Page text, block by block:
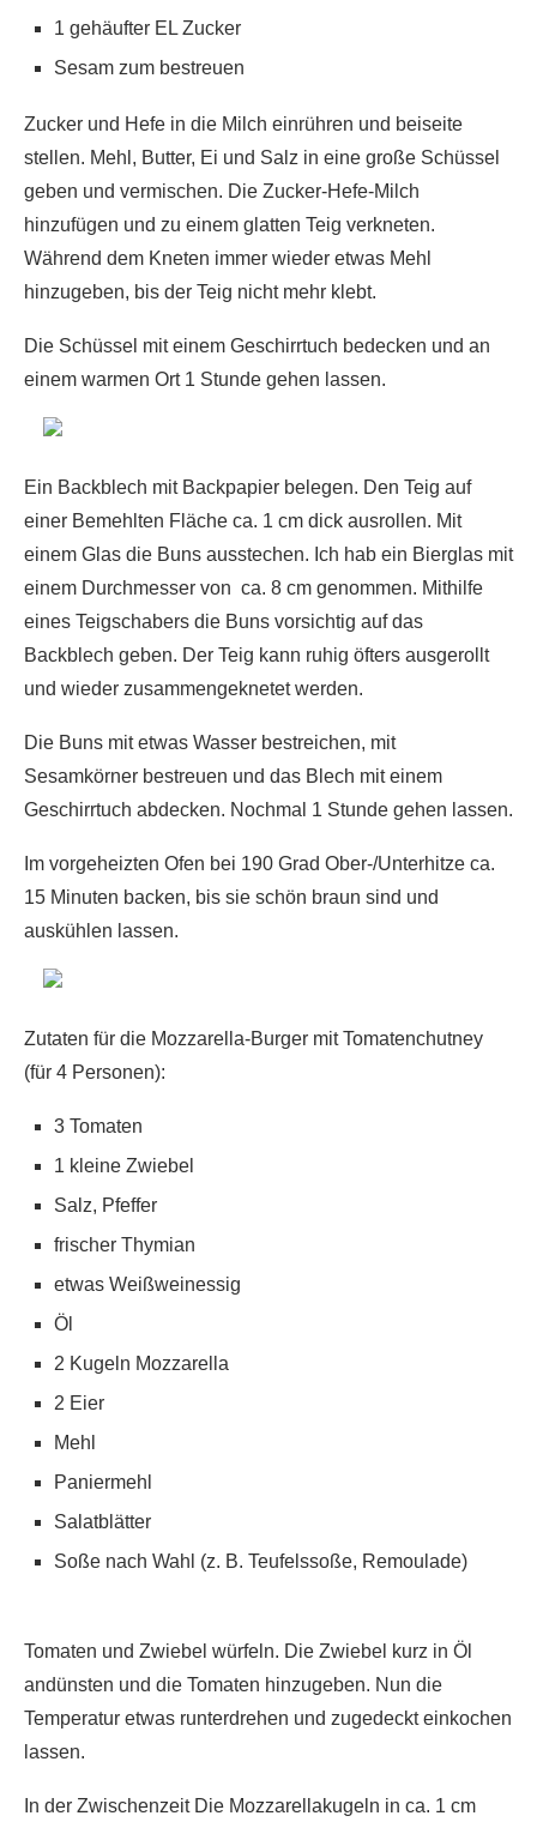
1 gehäufter EL Zucker
Sesam zum bestreuen
Zucker und Hefe in die Milch einrühren und beiseite
stellen. Mehl, Butter, Ei und Salz in eine große Schüssel
geben und vermischen. Die Zucker-Hefe-Milch
hinzufügen und zu einem glatten Teig verkneten.
Während dem Kneten immer wieder etwas Mehl
hinzugeben, bis der Teig nicht mehr klebt.
Die Schüssel mit einem Geschirrtuch bedecken und an
einem warmen Ort 1 Stunde gehen lassen.
Ein Backblech mit Backpapier belegen. Den Teig auf
einer Bemehlten Fläche ca. 1 cm dick ausrollen. Mit
einem Glas die Buns ausstechen. Ich hab ein Bierglas mit
einem Durchmesser von ca. 8 cm genommen. Mithilfe
eines Teigschabers die Buns vorsichtig auf das
Backblech geben. Der Teig kann ruhig öfters ausgerollt
und wieder zusammengeknetet werden.
Die Buns mit etwas Wasser bestreichen, mit
Sesamkörner bestreuen und das Blech mit einem
Geschirrtuch abdecken. Nochmal 1 Stunde gehen lassen.
Im vorgeheizten Ofen bei 190 Grad Ober-/Unterhitze ca.
15 Minuten backen, bis sie schön braun sind und
auskühlen lassen.
Zutaten für die Mozzarella-Burger mit Tomatenchutney
(für 4 Personen):
3 Tomaten
1 kleine Zwiebel
Salz, Pfeffer
frischer Thymian
etwas Weißweinessig
Öl
2 Kugeln Mozzarella
2 Eier
Mehl
Paniermehl
Salatblätter
Soße nach Wahl (z. B. Teufelssoße, Remoulade)
Tomaten und Zwiebel würfeln. Die Zwiebel kurz in Öl
andünsten und die Tomaten hinzugeben. Nun die
Temperatur etwas runterdrehen und zugedeckt einkochen
lassen.
In der Zwischenzeit Die Mozzarellakugeln in ca. 1 cm